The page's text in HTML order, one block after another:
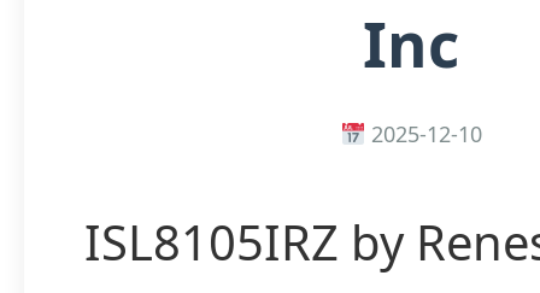
Inc
2025-12-10
ISL8105IRZ by